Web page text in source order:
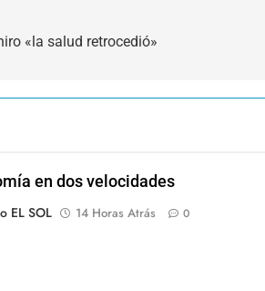
«la salud retrocedió»
en dos velocidades
EL SOL
14 Horas Atrás 0